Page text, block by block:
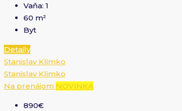
Vaňa: 1
60 m²
Byt
Detaily
Stanislav Klimko
Stanislav Klimko
Na prenájom NOVINKA
890€